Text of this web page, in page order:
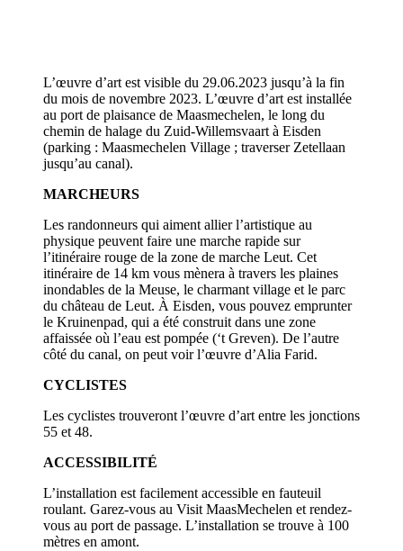
L’œuvre d’art est visible du 29.06.2023 jusqu’à la fin
du mois de novembre 2023. L’œuvre d’art est installée
au port de plaisance de Maasmechelen, le long du
chemin de halage du Zuid-Willemsvaart à Eisden
(parking : Maasmechelen Village ; traverser Zetellaan
jusqu’au canal).
MARCHEURS
Les randonneurs qui aiment allier l’artistique au
physique peuvent faire une marche rapide sur
l’itinéraire rouge de la zone de marche Leut. Cet
itinéraire de 14 km vous mènera à travers les plaines
inondables de la Meuse, le charmant village et le parc
du château de Leut. À Eisden, vous pouvez emprunter
le Kruinenpad, qui a été construit dans une zone
affaissée où l’eau est pompée (‘t Greven). De l’autre
côté du canal, on peut voir l’œuvre d’Alia Farid.
CYCLISTES
Les cyclistes trouveront l’œuvre d’art entre les jonctions
55 et 48.
ACCESSIBILITÉ
L’installation est facilement accessible en fauteuil
roulant. Garez-vous au Visit MaasMechelen et rendez-
vous au port de passage. L’installation se trouve à 100
mètres en amont.